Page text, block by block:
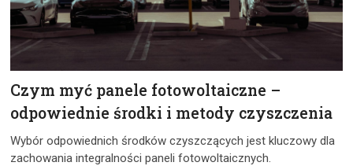
Czym myć panele fotowoltaiczne –
odpowiednie środki i metody czyszczenia
Wybór odpowiednich środków czyszczących jest kluczowy dla
zachowania integralności paneli fotowoltaicznych.